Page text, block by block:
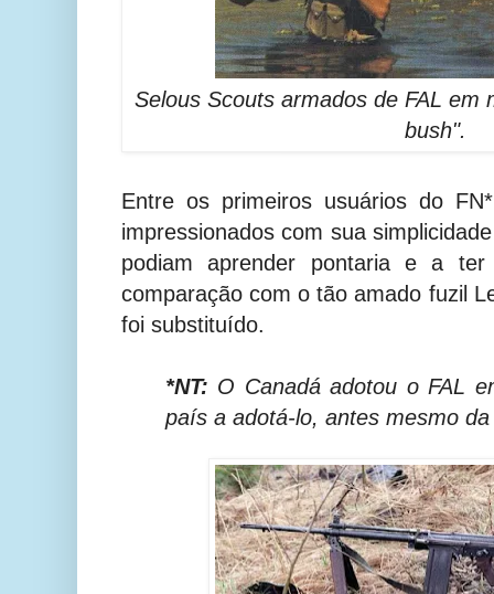
Selous Scouts armados de FAL em
bush".
Entre os primeiros usuários do
impressionados com sua
podiam aprender pontaria e a
comparação com o tão amado fuzil
foi substituído.
*NT: O Canadá adotou o FAL
país a adotá-lo, antes mesmo da